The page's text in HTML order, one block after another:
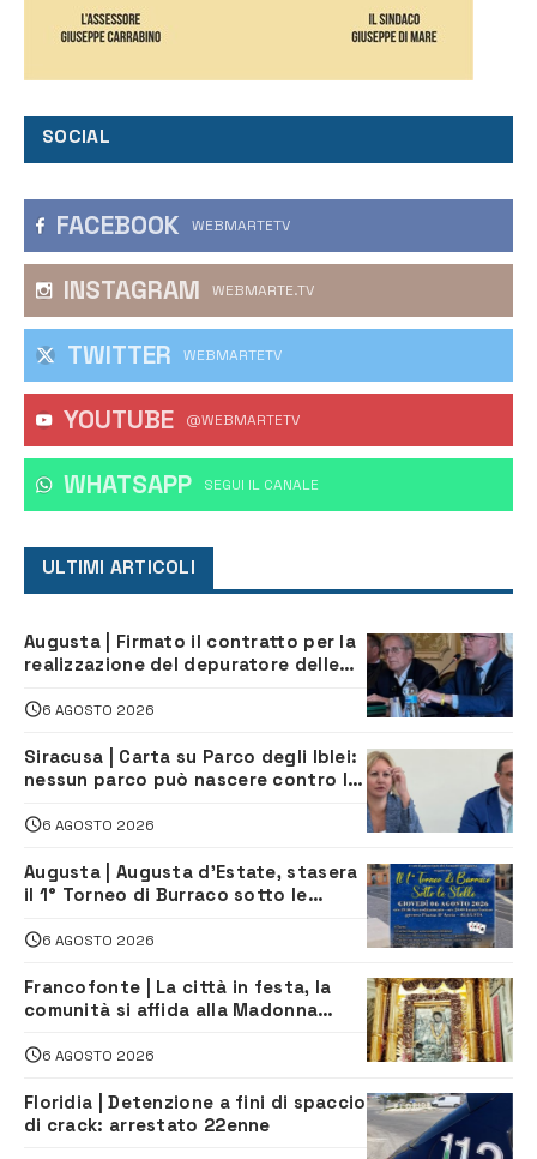
SOCIAL
FACEBOOK WEBMARTETV
INSTAGRAM WEBMARTE.TV
TWITTER WEBMARTETV
YOUTUBE @WEBMARTETV
WHATSAPP ‎SEGUI IL CANALE
ULTIMI ARTICOLI
Augusta | Firmato il contratto per la
realizzazione del depuratore delle
6 AGOSTO 2026
Siracusa | Carta su Parco degli Iblei:
nessun parco può nascere contro le
6 AGOSTO 2026
Augusta | Augusta d’Estate, stasera
il 1° Torneo di Burraco sotto le
6 AGOSTO 2026
Francofonte | La città in festa, la
comunità si affida alla Madonna
6 AGOSTO 2026
Floridia | Detenzione a fini di spaccio
di crack: arrestato 22enne